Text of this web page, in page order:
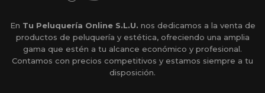
En Tu Peluquería Online S.L.U. nos dedicamos a la venta de
productos de peluquería y estética, ofreciendo una amplia
gama que estén a tu alcance económico y profesional.
Contamos con precios competitivos y estamos siempre a tu
disposición.